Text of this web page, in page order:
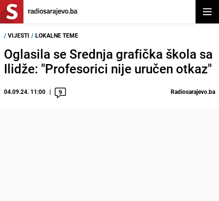
/ VIJESTI / LOKALNE TEME
Oglasila se Srednja grafička škola sa
Ilidže: "Profesorici nije uručen otkaz"
04.09.24. 11:00 9 Radiosarajevo.ba